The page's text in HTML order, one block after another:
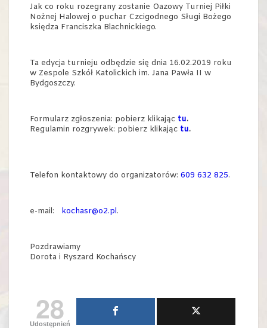
Jak co roku rozegrany zostanie Oazowy Turniej Piłki
Nożnej Halowej o puchar Czcigodnego Sługi Bożego
księdza Franciszka Blachnickiego.
Ta edycja turnieju odbędzie się dnia 16.02.2019 roku
w Zespole Szkół Katolickich im. Jana Pawła II w
Bydgoszczy.
Formularz zgłoszenia: pobierz klikając tu.
Regulamin rozgrywek: pobierz klikając tu.
Telefon kontaktowy do organizatorów: 609 632 825.
e-mail: kochasr@o2.pl.
Pozdrawiamy
Dorota i Ryszard Kochańscy
28
Udostępnień